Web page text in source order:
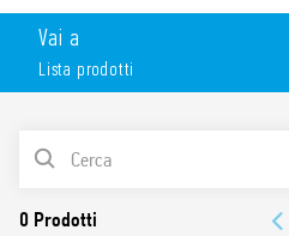
Caratteristiche:
Larghezza 22.5 mm
Regolazione
Montaggio su barra 35 mm
contro fuoco e fumi), EN
vibrazioni, categoria 1, classe
Vai a
Lista prodotti
LISTA PRODOTTI